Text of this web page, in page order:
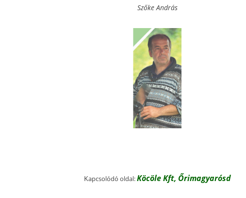
Szőke András
Kapcsolódó oldal:Köcöle Kft, Őrimagyarósd